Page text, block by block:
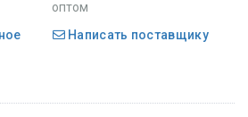
оптом
Написать поставщику